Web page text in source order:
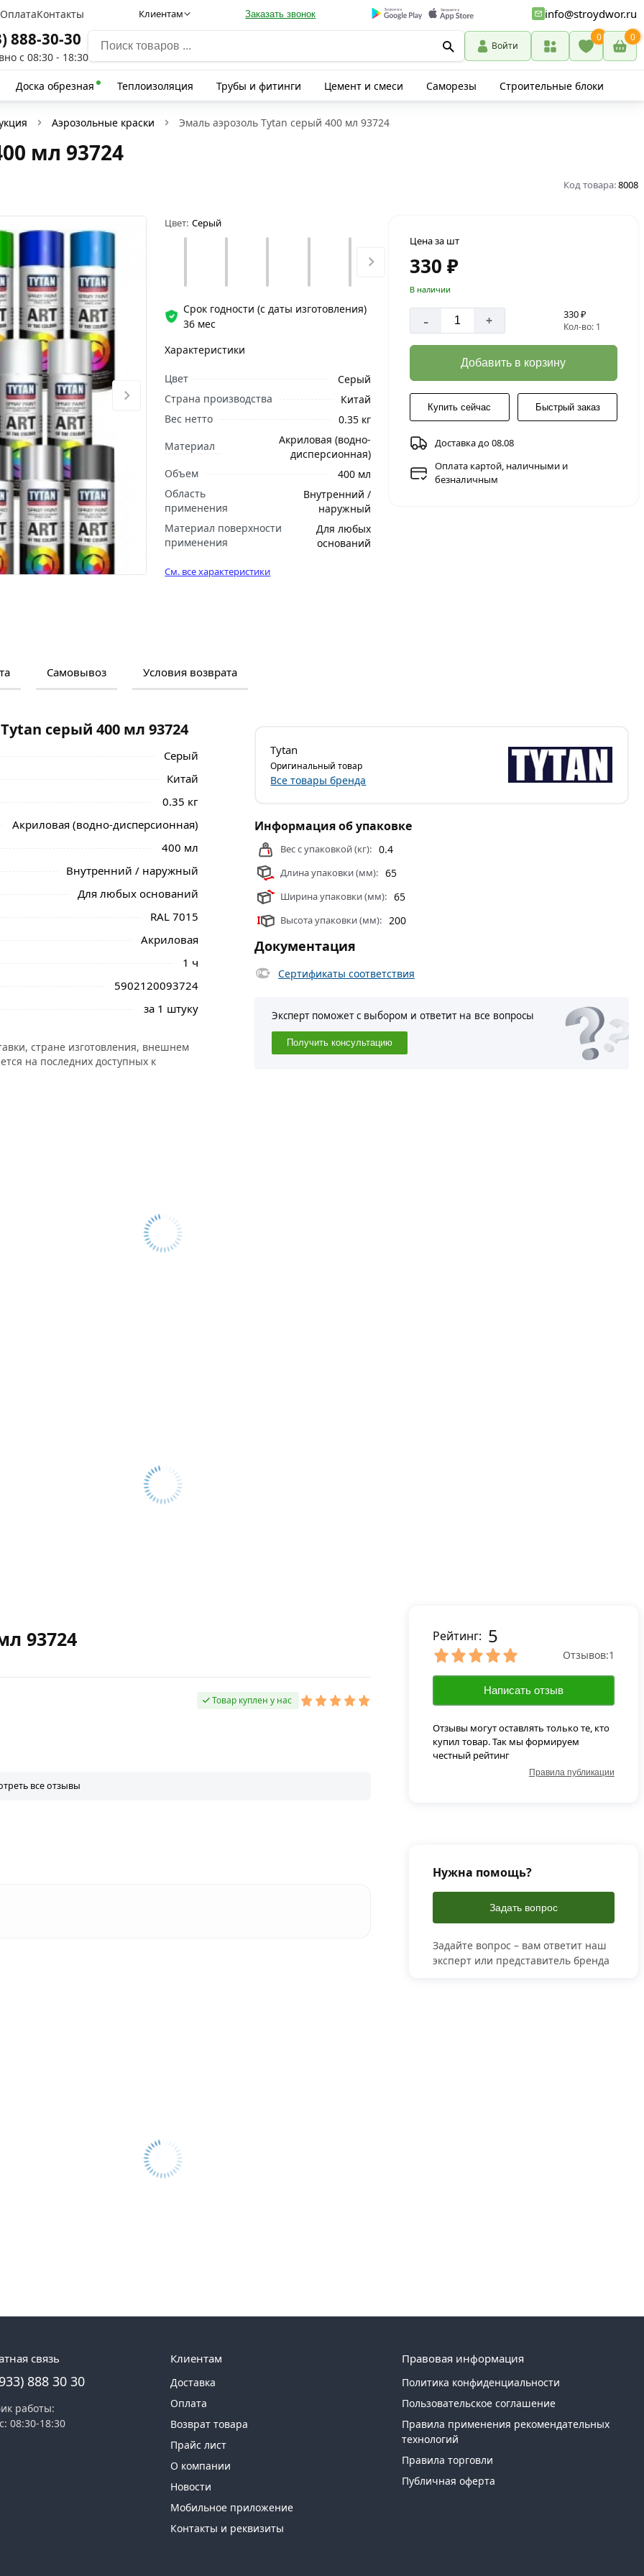
ОплатаКонтакты Клиентам Заказать звонок info@stroydwor.ru
888-30-30
с 08:30 - 18:30
Войти
0 0
Доска обрезная Теплоизоляция Трубы и фитинги Цемент и смеси Саморезы Строительные блоки
Аэрозольные краски Эмаль аэрозоль Tytan серый 400 мл 93724
мл 93724
Код товара:8008
Цвет: Серый
Срок годности (с даты изготовления)
36 мес
Характеристики
Цвет
Серый
Страна производства
Китай
Вес нетто
0.35 кг
Материал
Акриловая (водно-
дисперсионная)
Объем
400 мл
Область
применения
Внутренний /
наружный
Материал поверхности
применения
Для любых
оснований
См. все характеристики
Цена за шт
330 ₽
В наличии
- + 330 ₽
Кол-во: 1
Добавить в корзину
Купить сейчас Быстрый заказ
Доставка до 08.08
Оплата картой, наличными и
безналичным
Самовывоз Условия возврата
и отзывами о товаре, чтобы сделать
применения в различных сферах, быстро
условиях. Краска обладает хорошей
сферах и обеспечивает прочное
в широком диапазоне цветов и
400 мл 93724 из категории
серый 400 мл 93724
Серый
Китай
0.35 кг
Акриловая (водно-дисперсионная)
400 мл
Внутренний / наружный
Для любых оснований
RAL 7015
Акриловая
1 ч
5902120093724
за 1 штуку
стране изготовления, внешнем
на последних доступных к
Tytan
Оригинальный товар
Все товары бренда
Информация об упаковке
Вес с упаковкой (кг): 0.4
Длина упаковки (мм): 65
Ширина упаковки (мм): 65
Высота упаковки (мм): 200
Документация
Сертификаты соответствия
Эксперт поможет с выбором и ответит на все вопросы
Получить консультацию
93724
Товар куплен у нас
все отзывы
Рейтинг: 5
Отзывов:1
Написать отзыв
Отзывы могут оставлять только те, кто
купил товар. Так мы формируем
честный рейтинг
Правила публикации
Нужна помощь?
Задать вопрос
Задайте вопрос – вам ответит наш
эксперт или представитель бренда
связь
888 30 30
работы:
08:30-18:30
Клиентам
Доставка
Оплата
Возврат товара
Прайс лист
О компании
Новости
Мобильное приложение
Контакты и реквизиты
Правовая информация
Политика конфиденциальности
Пользовательское соглашение
Правила применения рекомендательных
технологий
Правила торговли
Публичная оферта